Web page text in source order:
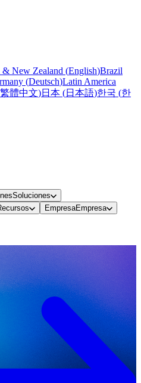
& New Zealand (English)Brazil
(Deutsch)Latin America
繁體中文)日本 (日本語)한국 (한
Soluciones
EmpresaEmpresa